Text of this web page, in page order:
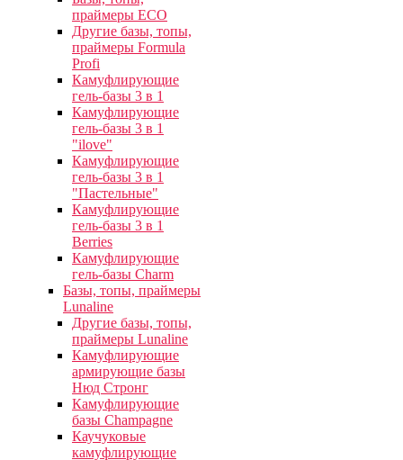
праймеры ECO
Другие базы, топы,
праймеры Formula
Profi
Камуфлирующие
гель-базы 3 в 1
Камуфлирующие
гель-базы 3 в 1
"ilove"
Камуфлирующие
гель-базы 3 в 1
"Пастельные"
Камуфлирующие
гель-базы 3 в 1
Berries
Камуфлирующие
гель-базы Charm
Базы, топы, праймеры
Lunaline
Другие базы, топы,
праймеры Lunaline
Камуфлирующие
армирующие базы
Нюд Стронг
Камуфлирующие
базы Champagne
Каучуковые
камуфлирующие